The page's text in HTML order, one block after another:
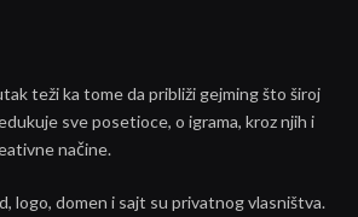
teži ka tome da približi gejming što široj
sve posetioce, o igrama, kroz njih i
načine.
logo, domen i sajt su privatnog vlasništva.